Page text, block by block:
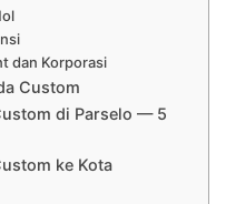
dan Korporasi
Custom
di Parselo — 5
ke Kota